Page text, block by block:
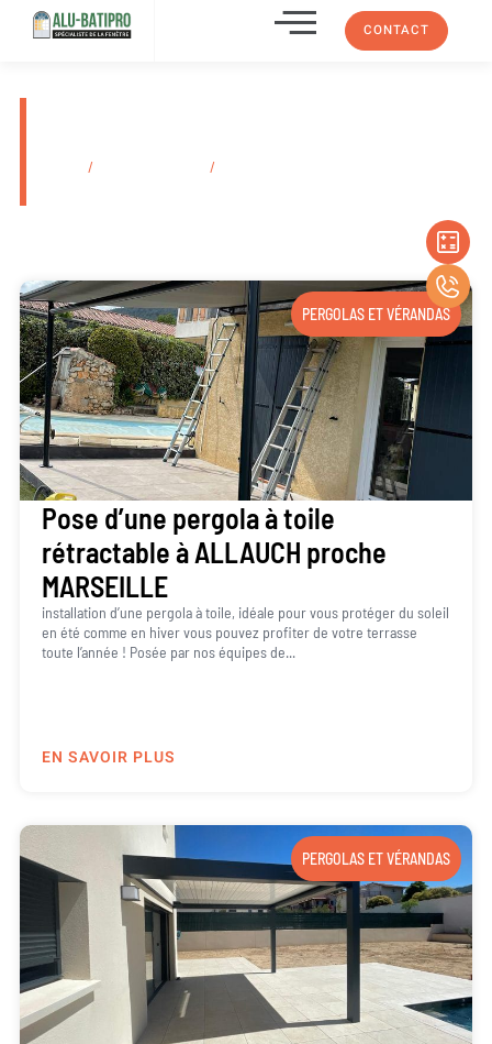
CONTACT
/ /
PERGOLAS ET VÉRANDAS
Pose d’une pergola à toile
rétractable à ALLAUCH proche
MARSEILLE
installation d’une pergola à toile, idéale pour vous protéger du soleil
en été comme en hiver vous pouvez profiter de votre terrasse
toute l’année ! Posée par nos équipes de...
EN SAVOIR PLUS
PERGOLAS ET VÉRANDAS